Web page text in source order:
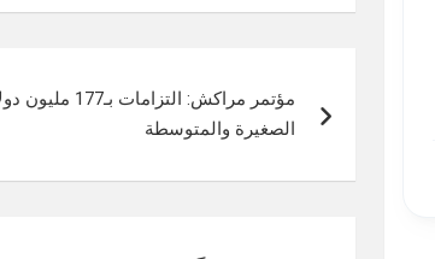
المقالات
مؤتمر مراكش:
الصغيرة والمتوسطة